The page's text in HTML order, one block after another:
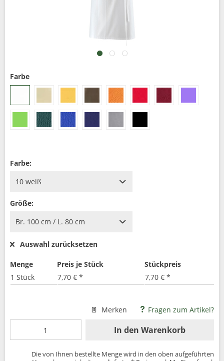
Farbe
Farbe:
Größe:
Auswahl zurücksetzen
Menge Preis je Stück
Stückpreis
1 Stück
7,70 € * 7,70 € *
Merken Fragen zum Artikel?
In den Warenkorb
Die von Ihnen bestellte Menge wird in den oben aufgeführten